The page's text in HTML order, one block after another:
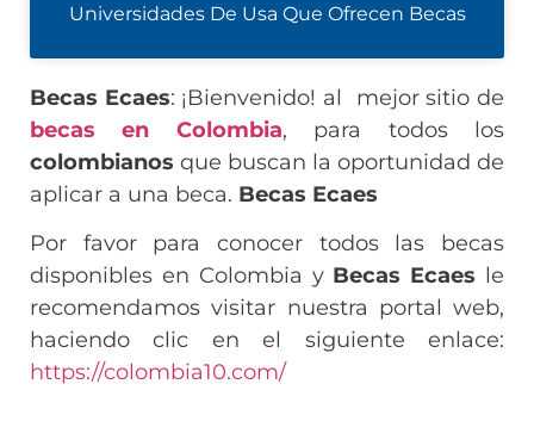
Universidades De Usa Que Ofrecen Becas
Becas Ecaes: ¡Bienvenido! al mejor sitio de
becas en Colombia, para todos los
colombianos que buscan la oportunidad de
aplicar a una beca. Becas Ecaes
Por favor para conocer todos las becas
disponibles en Colombia y Becas Ecaes le
recomendamos visitar nuestra portal web,
haciendo clic en el siguiente enlace:
https://colombia10.com/